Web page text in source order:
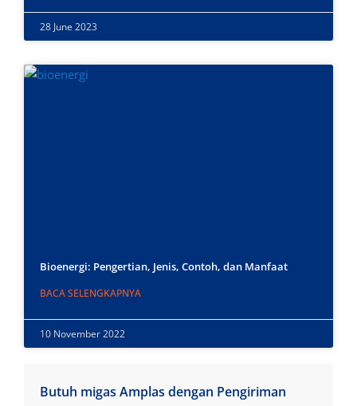
28 June 2023
Bioenergi: Pengertian, Jenis, Contoh, dan Manfaat
BACA SELENGKAPNYA
10 November 2022
Butuh migas Amplas dengan Pengiriman